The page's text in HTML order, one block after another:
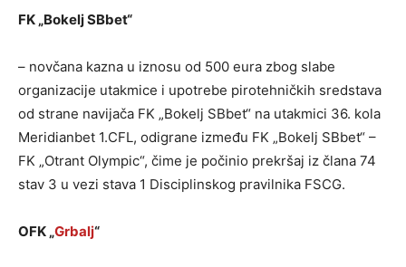
FK „Bokelj SBbet“
– novčana kazna u iznosu od 500 eura zbog slabe
organizacije utakmice i upotrebe pirotehničkih sredstava
od strane navijača FK „Bokelj SBbet“ na utakmici 36. kola
Meridianbet 1.CFL, odigrane između FK „Bokelj SBbet“ –
FK „Otrant Olympic“, čime je počinio prekršaj iz člana 74
stav 3 u vezi stava 1 Disciplinskog pravilnika FSCG.
OFK „Grbalj“